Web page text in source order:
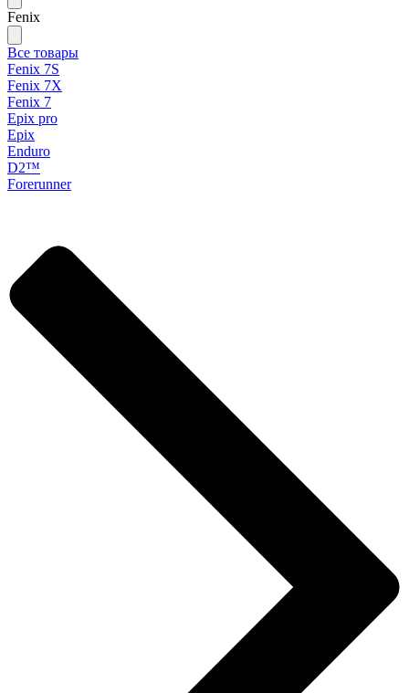
Fenix
Все товары
Fenix 7S
Fenix 7X
Fenix 7
Epix pro
Epix
Enduro
D2™
Forerunner